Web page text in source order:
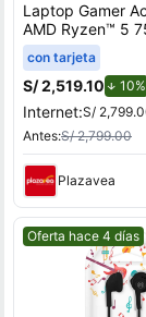
Laptop Gamer
AMD Ryzen™ 5
RAM 512GB SSD
3050
con tarjeta
S/ 2,519.10 10%
Internet:S/
Antes:S/ 2,799.00
Plazavea
Mejor precio.
Oferta hace 4 días